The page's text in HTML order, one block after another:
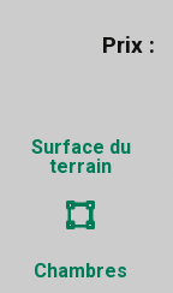
Prix :
Surface du
terrain
Chambres